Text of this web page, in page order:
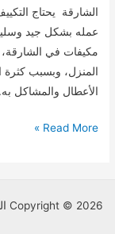
الشارقة يحتاج
عمله بشكل جيد
مكيفات في الشارقة،
المنزل، وبسبب
الأعطال والمشاكل
صيانة
Read More »
Copyright © 2026 المحترف للصيانة العامة | Powered by